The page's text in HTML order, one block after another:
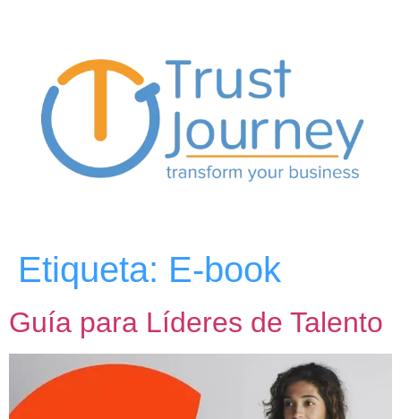
Etiqueta: E-book
Guía para Líderes de Talento